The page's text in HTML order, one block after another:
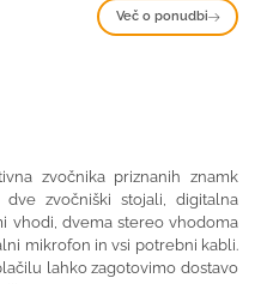
Več o ponudbi
zvočnika priznanih znamk
dve zvočniški stojali, digitalna
vhodi, dvema stereo vhodoma
mikrofon in vsi potrebni kabli.
lahko zagotovimo dostavo